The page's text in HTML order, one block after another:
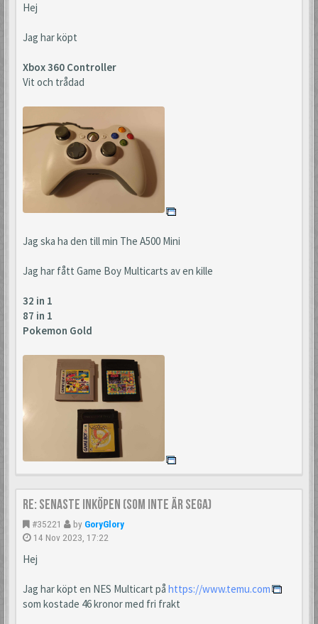
Hej
Jag har köpt
Xbox 360 Controller
Vit och trådad
Jag ska ha den till min The A500 Mini
Jag har fått Game Boy Multicarts av en kille
32 in 1
87 in 1
Pokemon Gold
Re: Senaste inköpen (som inte är Sega)
#35221 by GoryGlory
14 Nov 2023, 17:22
Hej
Jag har köpt en NES Multicart på https://www.temu.com
som kostade 46 kronor med fri frakt